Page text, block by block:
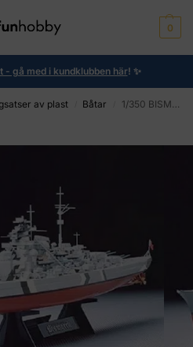
0
- gå med i kundklubben här! ✨
av plast Båtar 1/350 BISMARCK